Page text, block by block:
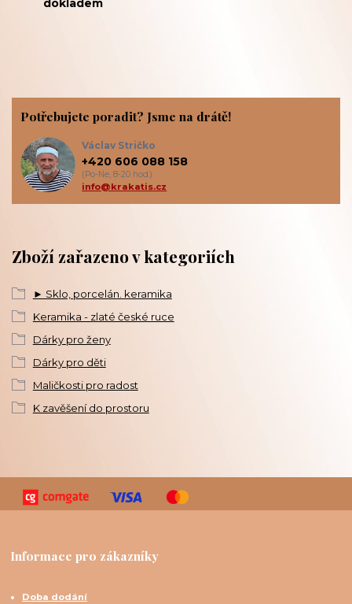
dokladem
Zboží zařazeno v kategoriích
► Sklo, porcelán. keramika
Keramika - zlaté české ruce
Dárky pro ženy
Dárky pro děti
Maličkosti pro radost
K zavěšení do prostoru
Potřebujete poradit? Jsme na drátě!
Václav Stričko
+420 606 088 158
(Po-Ne, 8-20 hod.)
info@krakatis.cz
Informace pro zákazníky
Doba dodání